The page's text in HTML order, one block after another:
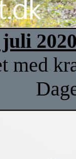
juli
med